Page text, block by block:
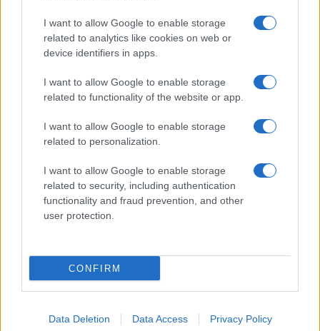
I want to allow Google to enable storage
related to analytics like cookies on web or
device identifiers in apps.
I want to allow Google to enable storage
related to functionality of the website or app.
I want to allow Google to enable storage
related to personalization.
I want to allow Google to enable storage
related to security, including authentication
functionality and fraud prevention, and other
user protection.
CONFIRM
Data Deletion Data Access Privacy Policy
Brentolie daalt naar 91,82 dollar: een week van teruggang in
grondstoffen
Sanne De Vries · 5 aug 2026
Naam